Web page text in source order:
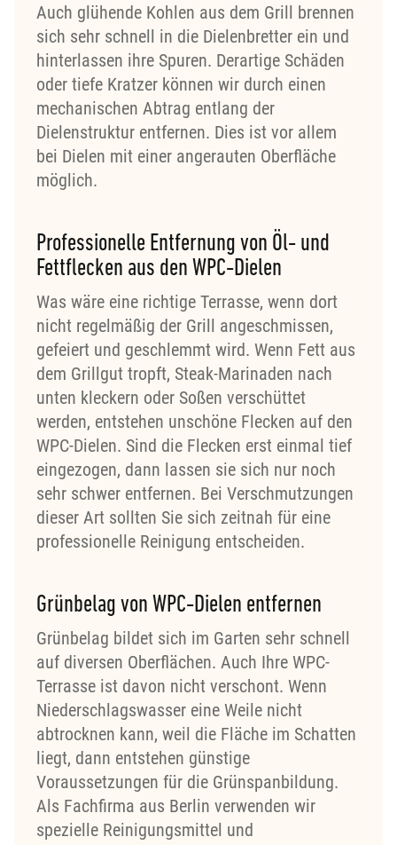
Auch glühende Kohlen aus dem Grill brennen
sich sehr schnell in die Dielenbretter ein und
hinterlassen ihre Spuren. Derartige Schäden
oder tiefe Kratzer können wir durch einen
mechanischen Abtrag entlang der
Dielenstruktur entfernen. Dies ist vor allem
bei Dielen mit einer angerauten Oberfläche
möglich.
Professionelle Entfernung von Öl- und
Fettflecken aus den WPC-Dielen
Was wäre eine richtige Terrasse, wenn dort
nicht regelmäßig der Grill angeschmissen,
gefeiert und geschlemmt wird. Wenn Fett aus
dem Grillgut tropft, Steak-Marinaden nach
unten kleckern oder Soßen verschüttet
werden, entstehen unschöne Flecken auf den
WPC-Dielen. Sind die Flecken erst einmal tief
eingezogen, dann lassen sie sich nur noch
sehr schwer entfernen. Bei Verschmutzungen
dieser Art sollten Sie sich zeitnah für eine
professionelle Reinigung entscheiden.
Grünbelag von WPC-Dielen entfernen
Grünbelag bildet sich im Garten sehr schnell
auf diversen Oberflächen. Auch Ihre WPC-
Terrasse ist davon nicht verschont. Wenn
Niederschlagswasser eine Weile nicht
abtrocknen kann, weil die Fläche im Schatten
liegt, dann entstehen günstige
Voraussetzungen für die Grünspanbildung.
Als Fachfirma aus Berlin verwenden wir
spezielle Reinigungsmittel und